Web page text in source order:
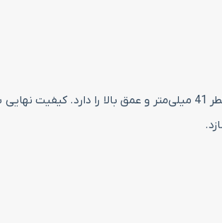
این یودریل توانایی سوراخ‌کاری دقیق با قطر 41